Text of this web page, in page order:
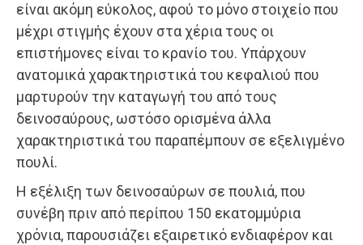
είναι ακόμη εύκολος, αφού το μόνο στοιχείο που
μέχρι στιγμής έχουν στα χέρια τους οι
επιστήμονες είναι το κρανίο του. Υπάρχουν
ανατομικά χαρακτηριστικά του κεφαλιού που
μαρτυρούν την καταγωγή του από τους
δεινοσαύρους, ωστόσο ορισμένα άλλα
χαρακτηριστικά του παραπέμπουν σε εξελιγμένο
πουλί.
Η εξέλιξη των δεινοσαύρων σε πουλιά, που
συνέβη πριν από περίπου 150 εκατομμύρια
χρόνια, παρουσιάζει εξαιρετικό ενδιαφέρον και